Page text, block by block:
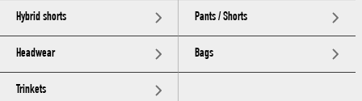
Hybrid shorts Pants / Shorts
Headwear Bags
Trinkets